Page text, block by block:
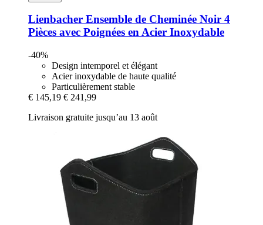
Lienbacher Ensemble de Cheminée Noir 4
Pièces avec Poignées en Acier Inoxydable
-40%
Design intemporel et élégant
Acier inoxydable de haute qualité
Particulièrement stable
€ 145,19 € 241,99
Livraison gratuite jusqu’au 13 août